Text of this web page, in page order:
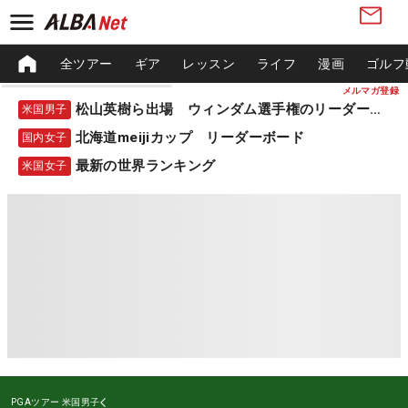
メルマガ登録
全ツアー ギア レッスン ライフ 漫画 ゴル
米国男子 松山英樹ら出場 ウィンダム選手権のリーダーボード
国内女子 北海道meijiカップ リーダーボード
米国女子 最新の世界ランキング
PGAツアー 米国男子